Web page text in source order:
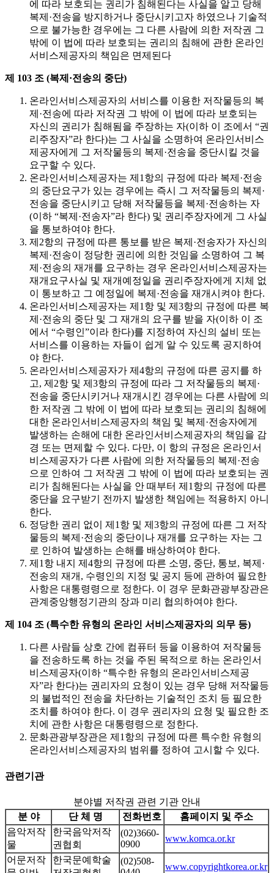
에 따라 보호되는 권리가 침해된다는 사실을 알고 당해
복제·전송을 방지하거나 중단시키고자 하였으나 기술적
으로 불가능한 경우에는 그 다른 사람에 의한 저작권 그
밖에 이 법에 따라 보호되는 권리의 침해에 관한 온라인
서비스제공자의 책임은 면제된다
제 103 조 (복제·전송의 중단)
온라인서비스제공자의 서비스를 이용한 저작물등의 복
제·전송에 따라 저작권 그 밖에 이 법에 따라 보호되는
자신의 권리가 침해됨을 주장하는 자(이하 이 조에서 “권
리주장자”라 한다)는 그 사실을 소명하여 온라인서비스
제공자에게 그 저작물등의 복제·전송을 중단시킬 것을
요구할 수 있다.
온라인서비스제공자는 제1항의 규정에 따라 복제·전송
의 중단요구가 있는 경우에는 즉시 그 저작물등의 복제·
전송을 중단시키고 당해 저작물등을 복제·전송하는 자
(이하 “복제·전송자”라 한다) 및 권리주장자에게 그 사실
을 통보하여야 한다.
제2항의 규정에 따른 통보를 받은 복제·전송자가 자신의
복제·전송이 정당한 권리에 의한 것임을 소명하여 그 복
제·전송의 재개를 요구하는 경우 온라인서비스제공자는
재개요구사실 및 재개예정일을 권리주장자에게 지체 없
이 통보하고 그 예정일에 복제·전송을 재개시켜야 한다.
온라인서비스제공자는 제1항 및 제3항의 규정에 따른 복
제·전송의 중단 및 그 재개의 요구를 받을 자(이하 이 조
에서 “수령인”이라 한다)를 지정하여 자신의 설비 또는
서비스를 이용하는 자들이 쉽게 알 수 있도록 공지하여
야 한다.
온라인서비스제공자가 제4항의 규정에 따른 공지를 하
고, 제2항 및 제3항의 규정에 따라 그 저작물등의 복제·
전송을 중단시키거나 재개시킨 경우에는 다른 사람에 의
한 저작권 그 밖에 이 법에 따라 보호되는 권리의 침해에
대한 온라인서비스제공자의 책임 및 복제·전송자에게
발생하는 손해에 대한 온라인서비스제공자의 책임을 감
경 또는 면제할 수 있다. 다만, 이 항의 규정은 온라인서
비스제공자가 다른 사람에 의한 저작물등의 복제·전송
으로 인하여 그 저작권 그 밖에 이 법에 따라 보호되는 권
리가 침해된다는 사실을 안 때부터 제1항의 규정에 따른
중단을 요구받기 전까지 발생한 책임에는 적용하지 아니
한다.
정당한 권리 없이 제1항 및 제3항의 규정에 따른 그 저작
물등의 복제·전송의 중단이나 재개를 요구하는 자는 그
로 인하여 발생하는 손해를 배상하여야 한다.
제1항 내지 제4항의 규정에 따른 소명, 중단, 통보, 복제·
전송의 재개, 수령인의 지정 및 공지 등에 관하여 필요한
사항은 대통령령으로 정한다. 이 경우 문화관광부장관은
관계중앙행정기관의 장과 미리 협의하여야 한다.
제 104 조 (특수한 유형의 온라인 서비스제공자의 의무 등)
다른 사람들 상호 간에 컴퓨터 등을 이용하여 저작물등
을 전송하도록 하는 것을 주된 목적으로 하는 온라인서
비스제공자(이하 “특수한 유형의 온라인서비스제공
자”라 한다)는 권리자의 요청이 있는 경우 당해 저작물등
의 불법적인 전송을 차단하는 기술적인 조치 등 필요한
조치를 하여야 한다. 이 경우 권리자의 요청 및 필요한 조
치에 관한 사항은 대통령령으로 정한다.
문화관광부장관은 제1항의 규정에 따른 특수한 유형의
온라인서비스제공자의 범위를 정하여 고시할 수 있다.
관련기관
분야별 저작권 관련 기관 안내
분 야
단 체 명 전화번호
홈페이지 및 주소
음악저작
물
한국음악저작
권협회
(02)3660-
0900
www.komca.or.kr
어문저작
한국문예학술
(02)508-
www.copyrightkorea.or.kr